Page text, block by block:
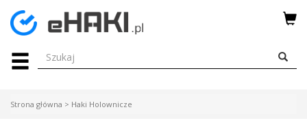
Menu
HAKI
WIĄZKI
Strona główna > Haki Holownicze